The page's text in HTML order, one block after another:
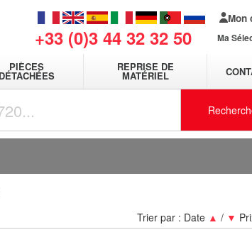
+33 (0)3 44 32 32 50
Mon
Ma
PIÈCES
DÉTACHÉES
REPRISE DE
MATÉRIEL
Trier par : Date ▲ / ▼